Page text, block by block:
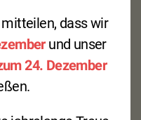
dass wir
und unser
24. Dezember